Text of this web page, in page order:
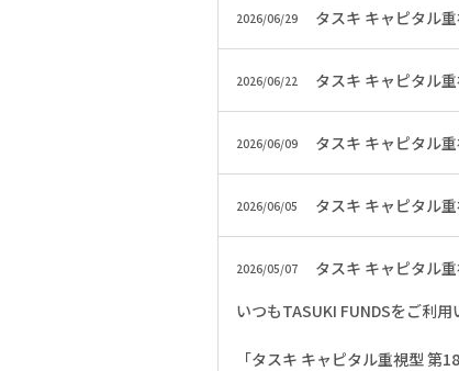
2026/06/29 タスキ キャピタル
2026/06/22 タスキ キャピタル
2026/06/09 タスキ キャピタル
2026/06/05 タスキ キャピタル
2026/05/07 タスキ キャピタル
いつもTASUKI FUNDSをご利用
「タスキ キャピタル重視型 第